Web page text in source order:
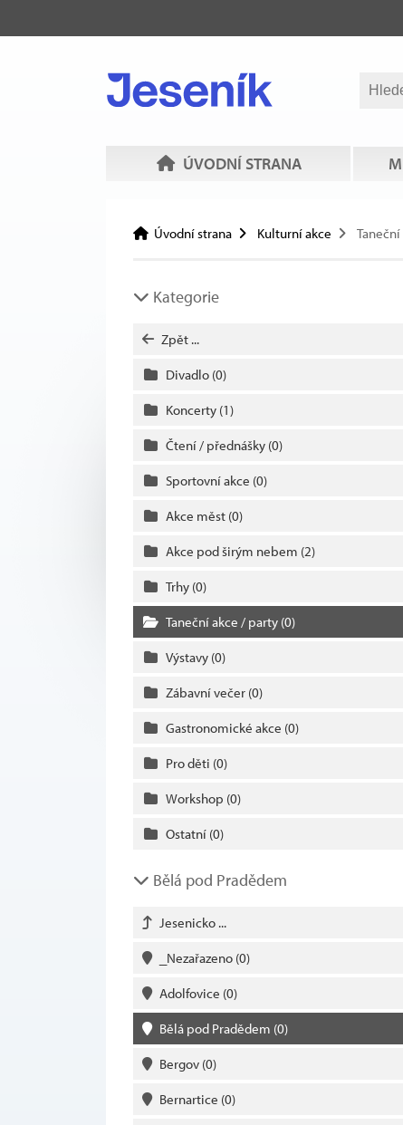
ÚVODNÍ STRANA
Úvodní strana Kulturní akce
Kategorie
Zpět ...
Divadlo (0)
Koncerty (1)
Čtení / přednášky (0)
Sportovní akce (0)
Akce měst (0)
Akce pod širým nebem (2)
Trhy (0)
Taneční akce / party (0)
Výstavy (0)
Zábavní večer (0)
Gastronomické akce (0)
Pro děti (0)
Workshop (0)
Ostatní (0)
Bělá pod Pradědem
Jesenicko ...
_Nezařazeno (0)
Adolfovice (0)
Bělá pod Pradědem (0)
Bergov (0)
Bernartice (0)